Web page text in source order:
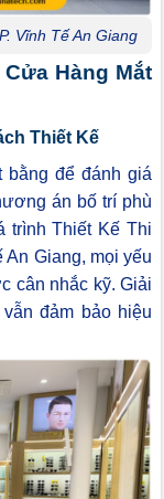
Vĩnh Tế An Giang
Hàng Mắt
Thiết Kế
để đánh giá
án bố trí phù
trình Thiết Kế Thi
Giang, mọi yếu
cân nhắc kỹ. Giải
đảm bảo hiệu